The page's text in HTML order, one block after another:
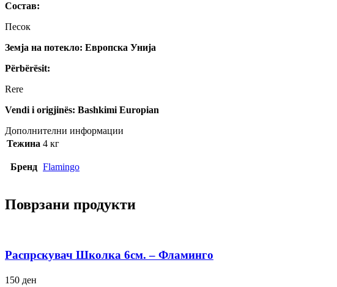
Состав:
Песок
Земја на потекло: Европска Унија
Përbërësit:
Rere
Vendi i origjinës: Bashkimi Europian
Дополнителни информации
Тежина 4 кг
Бренд Flamingo
Поврзани продукти
Распрскувач Школка 6см. – Фламинго
150 ден